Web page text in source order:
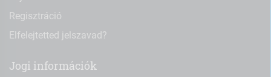
Regisztráció
Elfelejtetted jelszavad?
Jogi információk